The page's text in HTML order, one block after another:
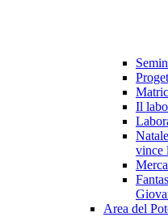
Il
vince
Area del